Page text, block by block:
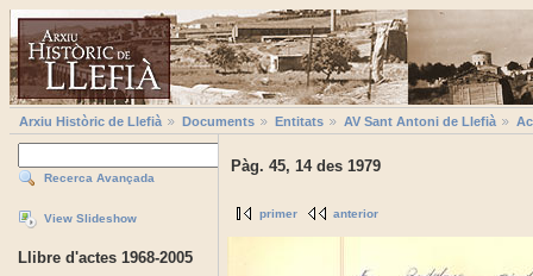
Arxiu Històric de Llefià Documents Entitats AV Sant Antoni de Llefià
Recerca Avançada
View Slideshow
Llibre d'actes 1968-2005
Pàg. 45, 14 des 1979
primer anterior